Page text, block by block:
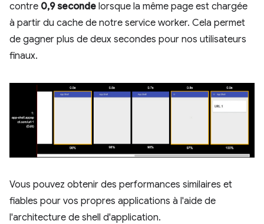
contre 0,9 seconde lorsque la même page est chargée
à partir du cache de notre service worker. Cela permet
de gagner plus de deux secondes pour nos utilisateurs
finaux.
Vous pouvez obtenir des performances similaires et
fiables pour vos propres applications à l'aide de
l'architecture de shell d'application.